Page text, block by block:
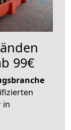
99€
in